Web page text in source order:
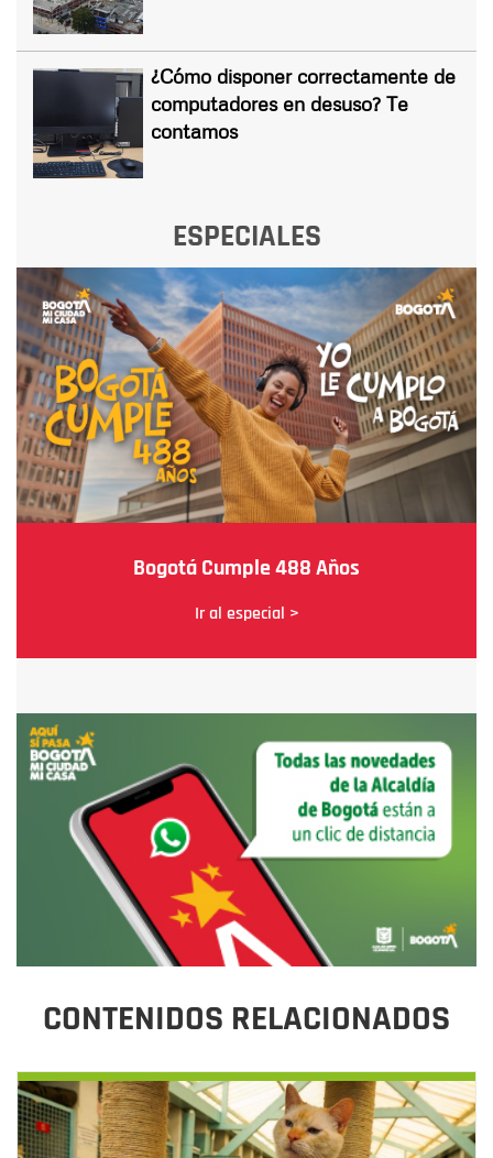
¿Cómo disponer correctamente de
computadores en desuso? Te
contamos
ESPECIALES
Bogotá Cumple 488 Años
Ir al especial >
CONTENIDOS RELACIONADOS